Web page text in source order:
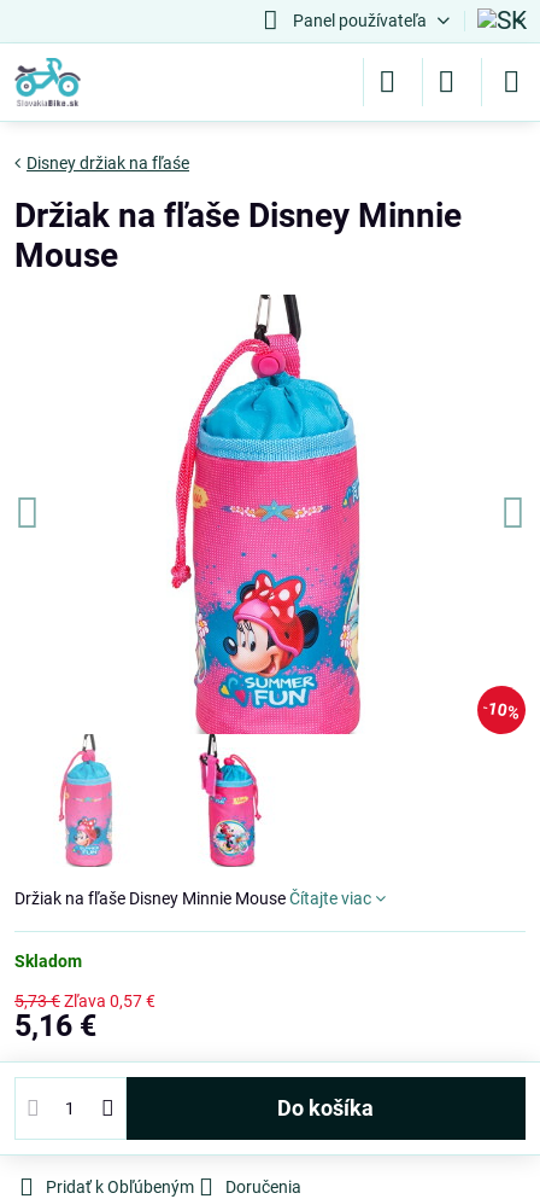
Panel používateľa
10%
Disney držiak na fľaśe
Držiak na fľaše Disney Minnie
Mouse
Držiak na fľaše Disney Minnie MouseČítajte viac
Skladom
5,73 €Zľava 0,57 €
5,16 €
Do košíka
Pridať k Obľúbeným Doručenia